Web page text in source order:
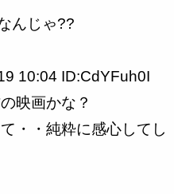
んじゃ??
10:04 ID:CdYFuh0I
映画かな？
・・純粋に感心してし